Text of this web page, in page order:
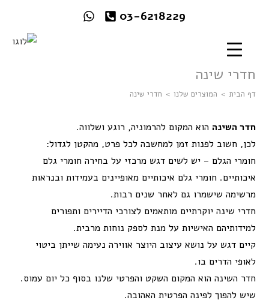
03-6218229
חדרי שינה
דף הבית > המוצרים שלנו > חדרי שינה
חדר השינה הוא המקום להרמוניה, רוגע ושלווה.
לכן, חשוב לפנות זמן למחשבה לכל פרט, מהקטן לגדול:
חומרי הגלם – יש לשים דגש מרכזי על בחירה חומרי גלם
איכותיים. חומרי גלם איכותיים מאופיינים בעמידות ובנראות
מרשימה שישמרו גם לאחר שנים רבות.
חדרי שינה יוקרתיים מותאמים לצורכי הדיירים ותפורים
למידותיהם האישיות על מנת לספק נוחות מרבית.
קיים דגש על נושא עיצוב היוצר אווירה נעימה שייתן ביטוי
לאופי הדרים בו.
חדר השינה הוא המקום השקט והפרטי שלנו בסוף כל יום עמוס.
שיש להפוך לפינה הפרטית האהובה.